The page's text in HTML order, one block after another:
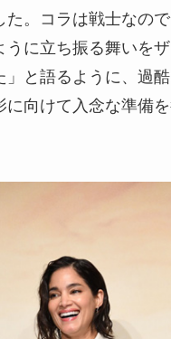
た。コラは戦士なの
うに立ち振る舞いを
」と語るように、過
に向けて入念な準備